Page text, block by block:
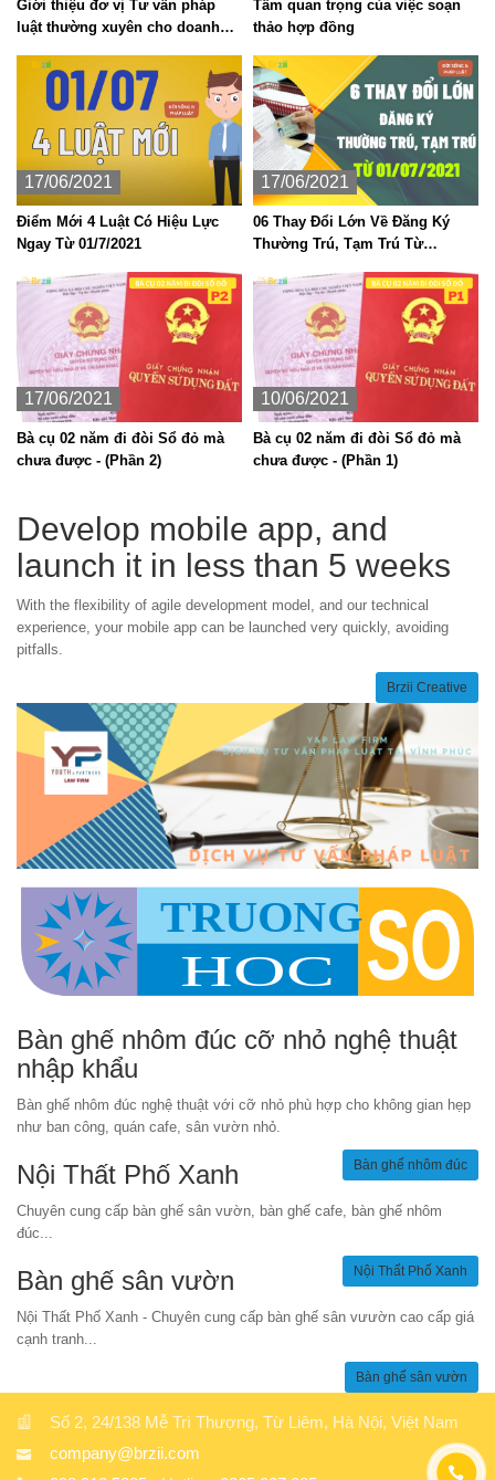
Giới thiệu đơ vị Tư vấn pháp
luật thường xuyên cho doanh
Tầm quan trọng của việc soạn
thảo hợp đồng
17/06/2021
Điểm Mới 4 Luật Có Hiệu Lực
Ngay Từ 01/7/2021
17/06/2021
06 Thay Đổi Lớn Về Đăng Ký
Thường Trú, Tạm Trú Từ
17/06/2021
Bà cụ 02 năm đi đòi Sổ đỏ mà
chưa được - (Phần 2)
10/06/2021
Bà cụ 02 năm đi đòi Sổ đỏ mà
chưa được - (Phần 1)
Develop mobile app, and
launch it in less than 5 weeks
With the flexibility of agile development model, and our technical
experience, your mobile app can be launched very quickly, avoiding
pitfalls.
Brzii Creative
Bàn ghế nhôm đúc cỡ nhỏ nghệ thuật
nhập khẩu
Bàn ghế nhôm đúc nghệ thuật với cỡ nhỏ phù hợp cho không gian hẹp
như ban công, quán cafe, sân vườn nhỏ.
Bàn ghế nhôm đúc
Nội Thất Phố Xanh
Chuyên cung cấp bàn ghế sân vườn, bàn ghế cafe, bàn ghế nhôm
đúc...
Nội Thất Phố Xanh
Bàn ghế sân vườn
Nội Thất Phố Xanh - Chuyên cung cấp bàn ghế sân vưườn cao cấp giá
cạnh tranh...
Bàn ghế sân vườn
Số 2, 24/138 Mễ Trì Thượng, Từ Liêm, Hà Nội, Việt Nam
company@brzii.com